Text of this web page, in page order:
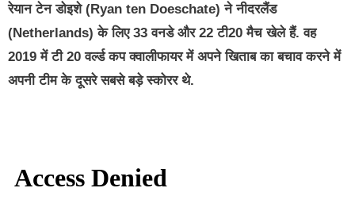
रेयान टेन डोइशे (Ryan ten Doeschate) ने नीदरलैंड
(Netherlands) के लिए 33 वनडे और 22 टी20 मैच खेले हैं. वह
2019 में टी 20 वर्ल्ड कप क्वालीफायर में अपने खिताब का बचाव करने में
अपनी टीम के दूसरे सबसे बड़े स्कोरर थे.